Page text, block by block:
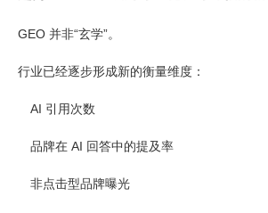
GEO 并非“玄学”。
行业已经逐步形成新的衡量维度：
AI 引用次数
品牌在 AI 回答中的提及率
非点击型品牌曝光